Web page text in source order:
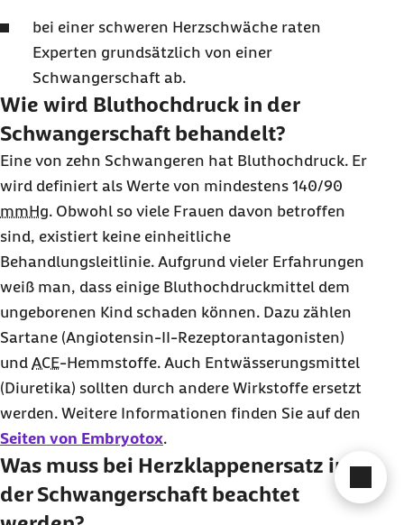
bei einer schweren Herzschwäche raten
Experten grundsätzlich von einer
Schwangerschaft ab.
Wie wird Bluthochdruck in der
Schwangerschaft behandelt?
Eine von zehn Schwangeren hat Bluthochdruck. Er
wird definiert als Werte von mindestens 140/90
mmHg. Obwohl so viele Frauen davon betroffen
sind, existiert keine einheitliche
Behandlungsleitlinie. Aufgrund vieler Erfahrungen
weiß man, dass einige Bluthochdruckmittel dem
ungeborenen Kind schaden können. Dazu zählen
Sartane (Angiotensin-II-Rezeptorantagonisten)
und ACE-Hemmstoffe. Auch Entwässerungsmittel
(Diuretika) sollten durch andere Wirkstoffe ersetzt
werden. Weitere Informationen finden Sie auf den
Seiten von Embryotox.
Was muss bei Herzklappenersatz in
der Schwangerschaft beachtet